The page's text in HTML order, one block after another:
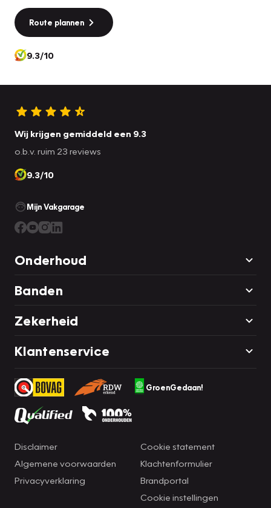
Route plannen
9.3/10
Wij krijgen gemiddeld een 9.3
o.b.v. ruim 23 reviews
9.3/10
Mijn Vakgarage
Onderhoud
Banden
Zekerheid
Klantenservice
GroenGedaan!
Disclaimer
Algemene voorwaarden
Privacyverklaring
Cookie statement
Klachtenformulier
Brandportal
Cookie instellingen